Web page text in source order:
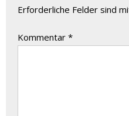
Erforderliche Felder sind
Kommentar *